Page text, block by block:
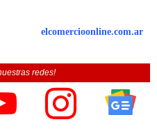
elcomercioonline.com.ar
redes!